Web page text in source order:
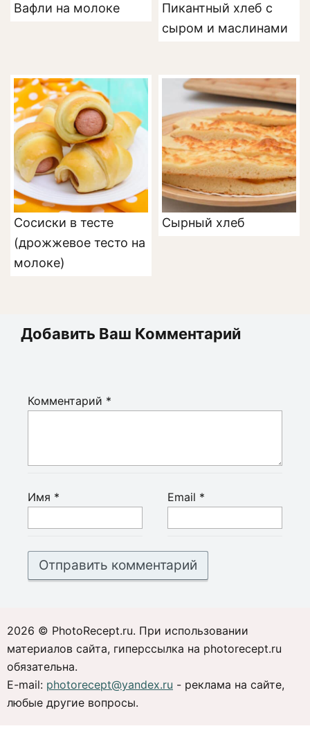
Вафли на молоке
Пикантный хлеб с
сыром и маслинами
Сосиски в тесте
(дрожжевое тесто на
молоке)
Сырный хлеб
Добавить Ваш Комментарий
Комментарий *
Имя * Email *
2026 © PhotoRecept.ru. При использовании
материалов сайта, гиперссылка на photorecept.ru
обязательна.
E-mail: photorecept@yandex.ru - реклама на сайте,
любые другие вопросы.